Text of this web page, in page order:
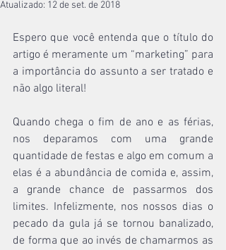
Atualizado: 12 de set. de 2018
Espero que você entenda que o título do
artigo é meramente um “marketing” para
a importância do assunto a ser tratado e
não algo literal!
Quando chega o fim de ano e as férias,
nos deparamos com uma grande
quantidade de festas e algo em comum a
elas é a abundância de comida e, assim,
a grande chance de passarmos dos
limites. Infelizmente, nos nossos dias o
pecado da gula já se tornou banalizado,
de forma que ao invés de chamarmos as